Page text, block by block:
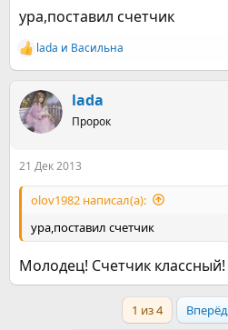
ура,поставил счетчик
Р
е
к
ц
и
lada и Васильна
lada
Пророк
21 Дек 2013
olov1982 написал(а):
ура,поставил счетчик
Молодец! Счетчик классный!
1 из 4 Вперёд